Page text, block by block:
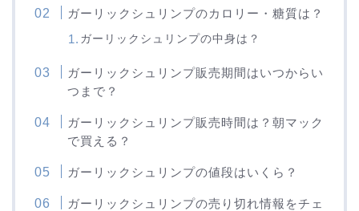
ガーリックシュリンプのカロリー・糖質は？
ガーリックシュリンプの中身は？
ガーリックシュリンプ販売期間はいつからい
つまで？
ガーリックシュリンプ販売時間は？朝マック
で買える？
ガーリックシュリンプの値段はいくら？
ガーリックシュリンプの売り切れ情報をチェ